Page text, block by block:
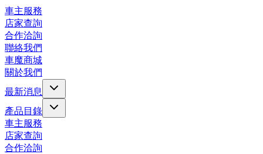
車主服務
店家查詢
合作洽詢
聯絡我們
車魔商城
關於我們
最新消息
產品目錄
車主服務
店家查詢
合作洽詢